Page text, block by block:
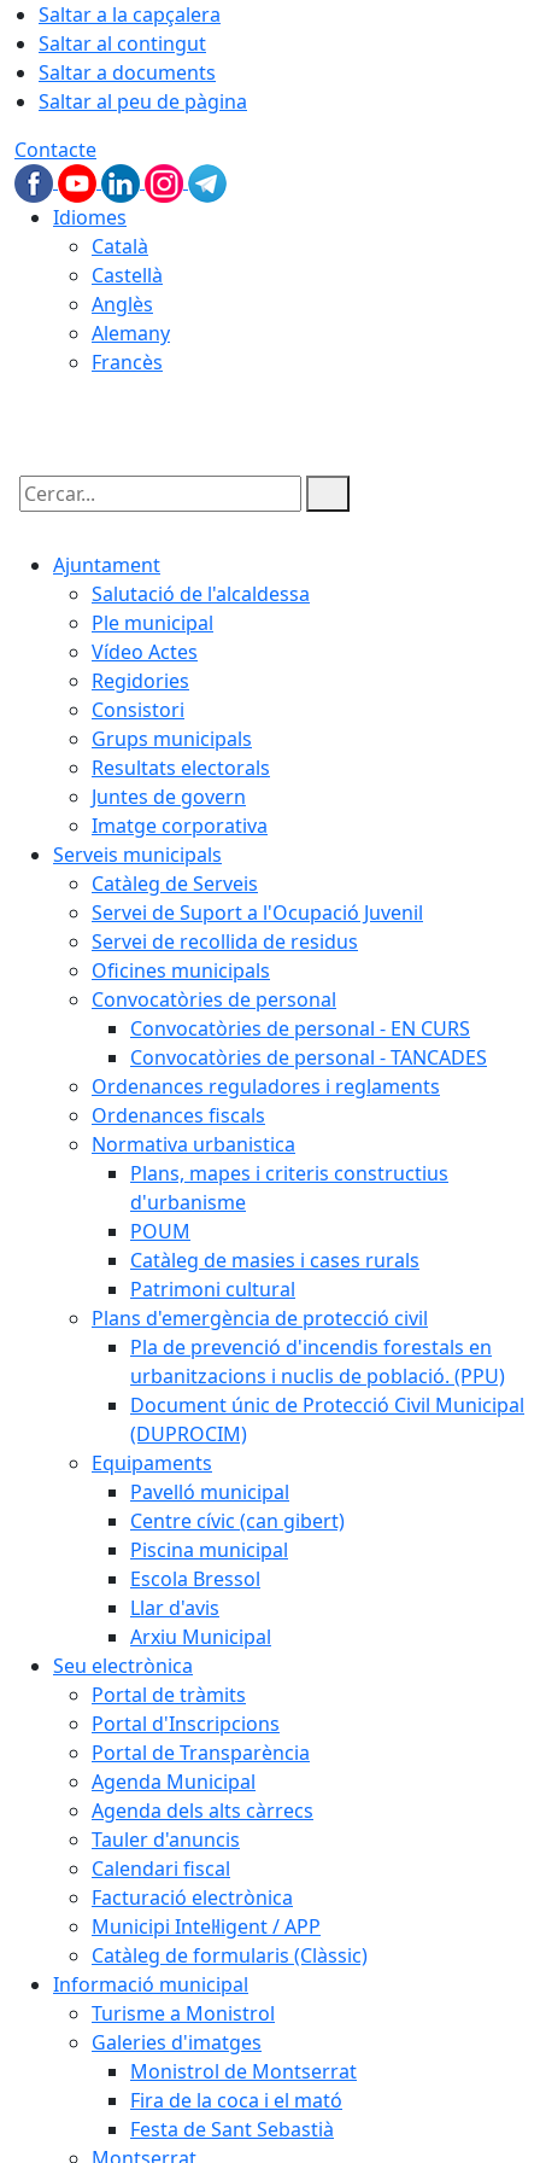
Saltar a la capçalera
Saltar al contingut
Saltar a documents
Saltar al peu de pàgina
Contacte
Idiomes
Català
Castellà
Anglès
Alemany
Francès
Cercar:
Ajuntament
Salutació de l'alcaldessa
Ple municipal
Vídeo Actes
Regidories
Consistori
Grups municipals
Resultats electorals
Juntes de govern
Imatge corporativa
Serveis municipals
Catàleg de Serveis
Servei de Suport a l'Ocupació Juvenil
Servei de recollida de residus
Oficines municipals
Convocatòries de personal
Convocatòries de personal - EN CURS
Convocatòries de personal - TANCADES
Ordenances reguladores i reglaments
Ordenances fiscals
Normativa urbanistica
Plans, mapes i criteris constructius
d'urbanisme
POUM
Catàleg de masies i cases rurals
Patrimoni cultural
Plans d'emergència de protecció civil
Pla de prevenció d'incendis forestals en
urbanitzacions i nuclis de població. (PPU)
Document únic de Protecció Civil Municipal
(DUPROCIM)
Equipaments
Pavelló municipal
Centre cívic (can gibert)
Piscina municipal
Escola Bressol
Llar d'avis
Arxiu Municipal
Seu electrònica
Portal de tràmits
Portal d'Inscripcions
Portal de Transparència
Agenda Municipal
Agenda dels alts càrrecs
Tauler d'anuncis
Calendari fiscal
Facturació electrònica
Municipi Intel·ligent / APP
Catàleg de formularis (Clàssic)
Informació municipal
Turisme a Monistrol
Galeries d'imatges
Monistrol de Montserrat
Fira de la coca i el mató
Festa de Sant Sebastià